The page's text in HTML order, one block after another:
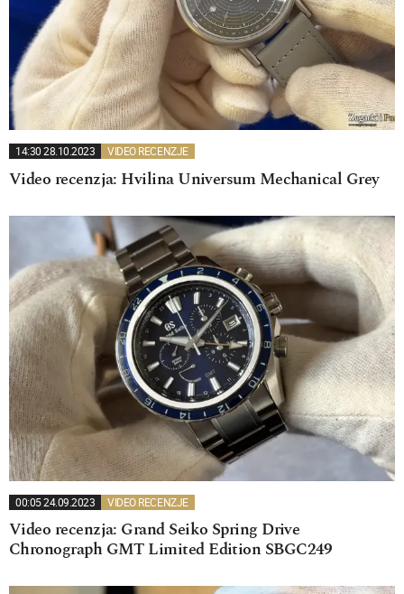
14:30 28.10.2023 VIDEO RECENZJE
Video recenzja: Hvilina Universum Mechanical Grey
00:05 24.09.2023 VIDEO RECENZJE
Video recenzja: Grand Seiko Spring Drive
Chronograph GMT Limited Edition SBGC249